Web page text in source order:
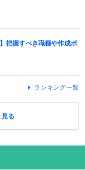
把握すべき職種や作成ポ
ランキング一覧
る